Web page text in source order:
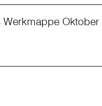
Werkmappe Oktober